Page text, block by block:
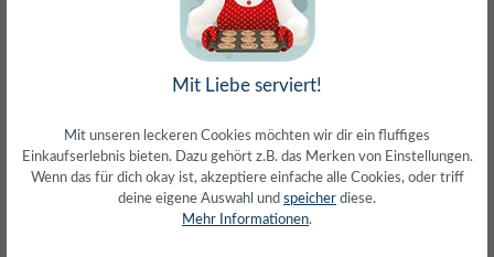
inkl. MwSt. zzgl. Versand (gratis ab 50€)
Mit Liebe serviert!
Mit unseren leckeren Cookies möchten wir dir ein fluffiges
Einkaufserlebnis bieten. Dazu gehört z.B. das Merken von Einstellungen.
Wenn das für dich okay ist, akzeptiere einfache alle Cookies, oder triff
deine eigene Auswahl und speicher diese.
Mehr Informationen.